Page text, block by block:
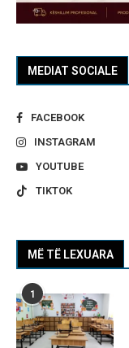
MEDIAT SOCIALE
FACEBOOK
INSTAGRAM
YOUTUBE
TIKTOK
MË TË LEXUARA
1